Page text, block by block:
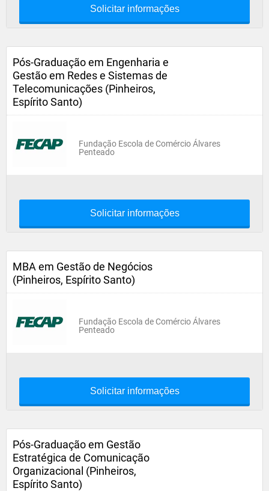
Solicitar informações
Pós-Graduação em Engenharia e
Gestão em Redes e Sistemas de
Telecomunicações (Pinheiros,
Espírito Santo)
Fundação Escola de Comércio Álvares
Penteado
Solicitar informações
MBA em Gestão de Negócios
(Pinheiros, Espírito Santo)
Fundação Escola de Comércio Álvares
Penteado
Solicitar informações
Pós-Graduação em Gestão
Estratégica de Comunicação
Organizacional (Pinheiros,
Espírito Santo)